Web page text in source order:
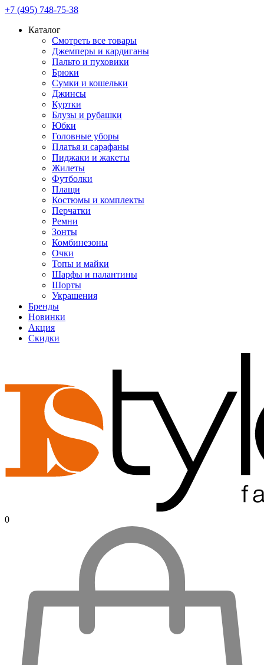
+7 (495) 748-75-38
Каталог
Смотреть все товары
Джемперы и кардиганы
Пальто и пуховики
Брюки
Сумки и кошельки
Джинсы
Куртки
Блузы и рубашки
Юбки
Головные уборы
Платья и сарафаны
Пиджаки и жакеты
Жилеты
Футболки
Плащи
Костюмы и комплекты
Перчатки
Ремни
Зонты
Комбинезоны
Очки
Топы и майки
Шарфы и палантины
Шорты
Украшения
Бренды
Новинки
Акция
Скидки
0